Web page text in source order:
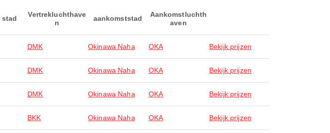
stad
Vertrekluchthave
n
aankomststad
Aankomstluchth
aven
DMK Okinawa Naha OKA Bekijk prijzen
DMK Okinawa Naha OKA Bekijk prijzen
DMK Okinawa Naha OKA Bekijk prijzen
BKK Okinawa Naha OKA Bekijk prijzen